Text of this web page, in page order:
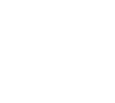
OBRAS DE ARTE